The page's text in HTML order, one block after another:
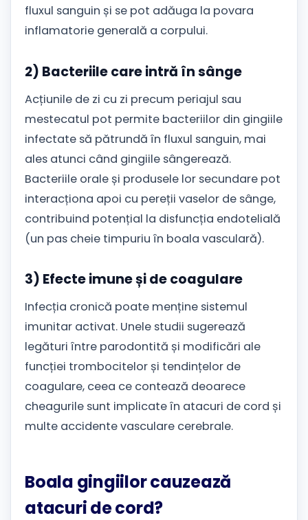
fluxul sanguin și se pot adăuga la povara
inflamatorie generală a corpului.
2) Bacteriile care intră în sânge
Acțiunile de zi cu zi precum periajul sau
mestecatul pot permite bacteriilor din gingiile
infectate să pătrundă în fluxul sanguin, mai
ales atunci când gingiile sângerează.
Bacteriile orale și produsele lor secundare pot
interacționa apoi cu pereții vaselor de sânge,
contribuind potențial la disfuncția endotelială
(un pas cheie timpuriu în boala vasculară).
3) Efecte imune și de coagulare
Infecția cronică poate menține sistemul
imunitar activat. Unele studii sugerează
legături între parodontită și modificări ale
funcției trombocitelor și tendințelor de
coagulare, ceea ce contează deoarece
cheagurile sunt implicate în atacuri de cord și
multe accidente vasculare cerebrale.
Boala gingiilor cauzează
atacuri de cord?